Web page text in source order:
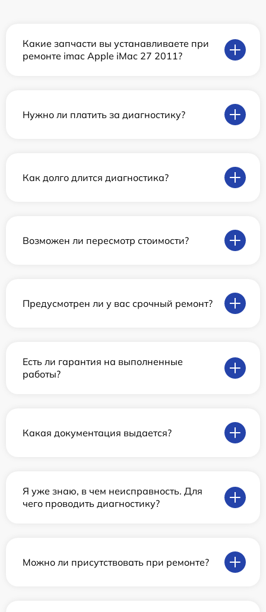
Какие запчасти вы устанавливаете при
ремонте imac Apple iMac 27 2011?
Нужно ли платить за диагностику?
Как долго длится диагностика?
Возможен ли пересмотр стоимости?
Предусмотрен ли у вас срочный ремонт?
Есть ли гарантия на выполненные
работы?
Какая документация выдается?
Я уже знаю, в чем неисправность. Для
чего проводить диагностику?
Можно ли присутствовать при ремонте?